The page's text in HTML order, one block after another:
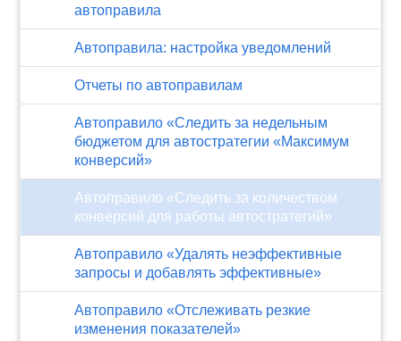
автоправила
Автоправила: настройка уведомлений
Отчеты по автоправилам
Автоправило «Следить за недельным
бюджетом для автостратегии «Максимум
конверсий»
Автоправило «Следить за количеством
конверсий для работы автостратегий»
Автоправило «Удалять неэффективные
запросы и добавлять эффективные»
Автоправило «Отслеживать резкие
изменения показателей»